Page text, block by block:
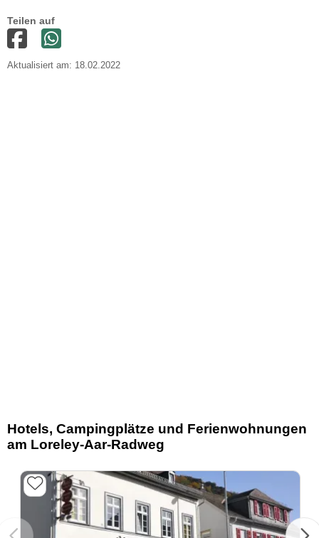
Teilen auf
Aktualisiert am: 18.02.2022
Hotels, Campingplätze und Ferienwohnungen
am Loreley-Aar-Radweg